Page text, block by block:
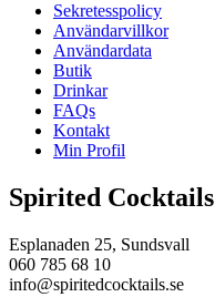
Sekretesspolicy
Användarvillkor
Användardata
Butik
Drinkar
FAQs
Kontakt
Min Profil
Spirited Cocktails
Esplanaden 25, Sundsvall
060 785 68 10
info@spiritedcocktails.se